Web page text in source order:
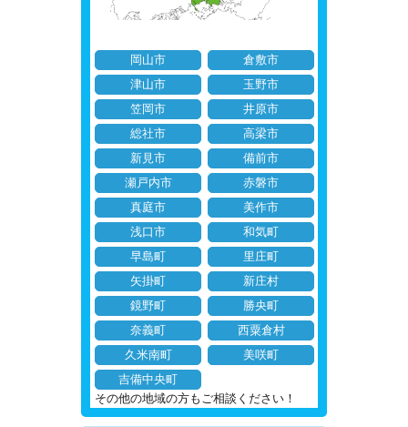
岡山市
倉敷市
津山市
玉野市
笠岡市
井原市
総社市
高梁市
新見市
備前市
瀬戸内市
赤磐市
真庭市
美作市
浅口市
和気町
早島町
里庄町
矢掛町
新庄村
鏡野町
勝央町
奈義町
西粟倉村
久米南町
美咲町
吉備中央町
その他の地域の方もご相談ください！